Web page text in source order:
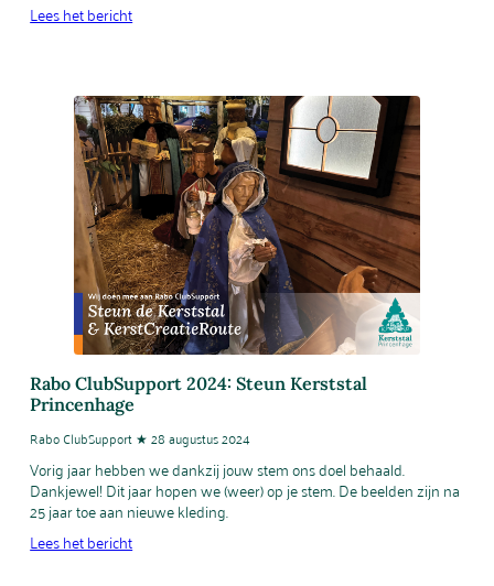
Lees het bericht
Rabo ClubSupport 2024: Steun Kerststal
Princenhage
Rabo ClubSupport ★ 28 augustus 2024
Vorig jaar hebben we dankzij jouw stem ons doel behaald.
Dankjewel! Dit jaar hopen we (weer) op je stem. De beelden zijn na
25 jaar toe aan nieuwe kleding.
Lees het bericht